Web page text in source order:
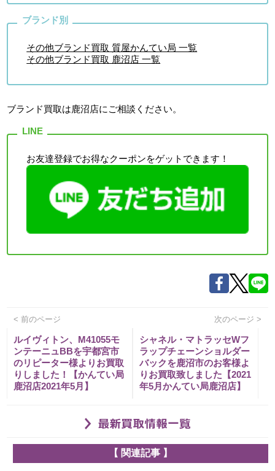
その他ブランド買取 質屋かんてい局 一覧
その他ブランド買取 鹿沼店 一覧
ブランド買取は鹿沼店にご相談ください。
お友達登録でお得なクーポンをゲットできます！
< 前のページ 次のページ >
ルイヴィトン、M41055モ
ンテーニュBBを宇都宮市
のリピーター様よりお買取
りしました！【かんてい局
鹿沼店2021年5月】
シャネル・マトラッセWフ
ラップチェーンショルダー
バックを鹿沼市のお客様よ
りお買取致しました【2021
年5月かんてい局鹿沼店】
【 関連記事 】